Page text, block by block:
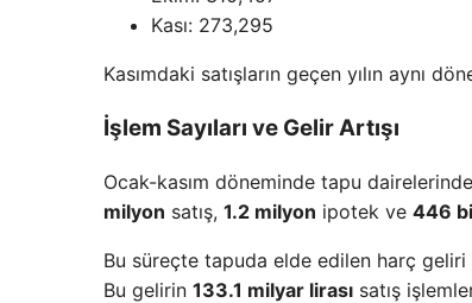
Kası: 273,295
Kasımdaki satışların geçen yılın aynı
İşlem Sayıları ve Gelir Artışı
Ocak-kasım döneminde tapu
milyon satış, 1.2 milyon ipotek ve 446
Bu süreçte tapuda elde edilen harç geliri
Bu gelirin 133.1 milyar lirası satış